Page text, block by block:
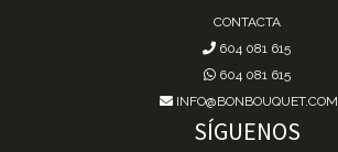
CONTACTA
604 081 615
604 081 615
INFO@BONBOUQUET.COM
SÍGUENOS